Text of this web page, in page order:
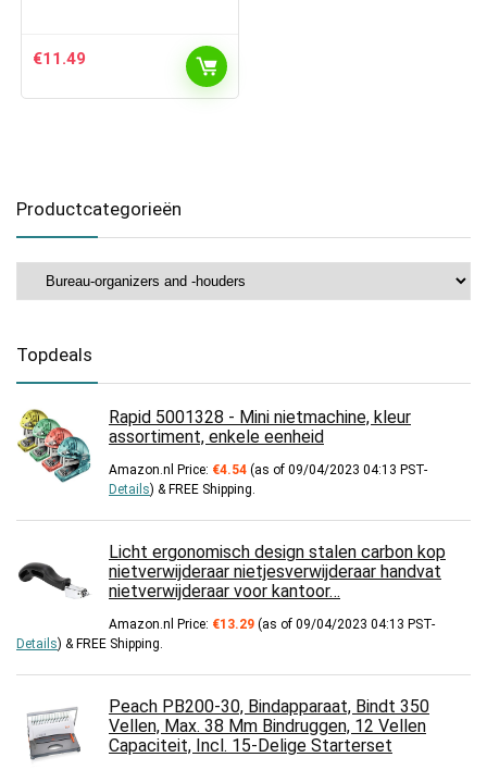
€11.49
Productcategorieën
Topdeals
Rapid 5001328 - Mini nietmachine, kleur
assortiment, enkele eenheid
Amazon.nl Price: €4.54 (as of 09/04/2023 04:13 PST-
Details) & FREE Shipping.
Licht ergonomisch design stalen carbon kop
nietverwijderaar nietjesverwijderaar handvat
nietverwijderaar voor kantoor…
Amazon.nl Price: €13.29 (as of 09/04/2023 04:13 PST-
Details) & FREE Shipping.
Peach PB200-30, Bindapparaat, Bindt 350
Vellen, Max. 38 Mm Bindruggen, 12 Vellen
Capaciteit, Incl. 15-Delige Starterset